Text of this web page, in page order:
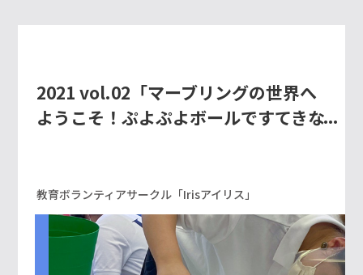
2021 vol.02「マーブリングの世界へ
ようこそ！ぷよぷよボールですてきな
教育ボランティアサークル「Irisアイリス」